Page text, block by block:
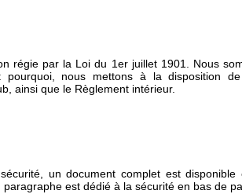
régie par la Loi du 1er juillet 1901. Nous
pourquoi, nous mettons à la disposition
ainsi que le Règlement intérieur.
un document complet est disponible
paragraphe est dédié à la sécurité en bas de